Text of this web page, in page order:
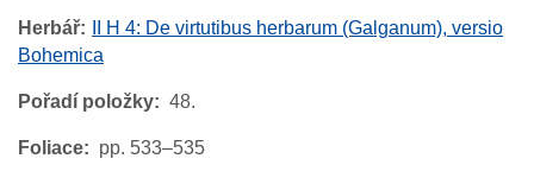
Herbář
II H 4: De virtutibus herbarum (Galganum), versio
Bohemica
Pořadí položky 48.
Foliace pp. 533–535